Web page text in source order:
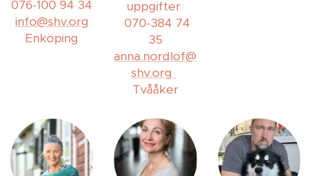
076-100 94 34
info@shv.org
Enköping
uppgifter
070-384 74
35
anna.nordlof@
shv.org
Tvååker